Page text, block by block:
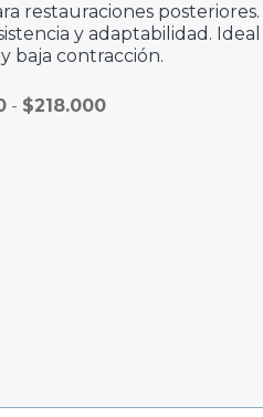
restauraciones posteriores.
y adaptabilidad. Ideal
baja contracción.
- $218.000Rango